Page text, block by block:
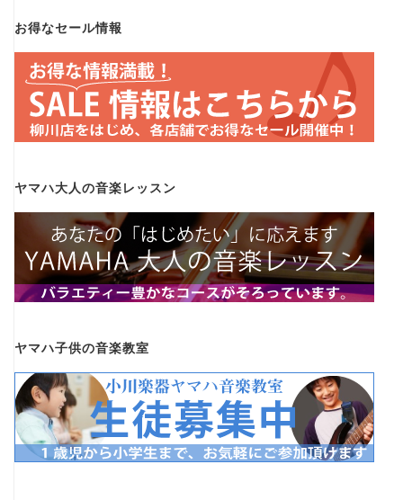
お得なセール情報
ヤマハ大人の音楽レッスン
ヤマハ子供の音楽教室